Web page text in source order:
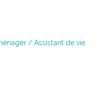
/ Assistant de vie